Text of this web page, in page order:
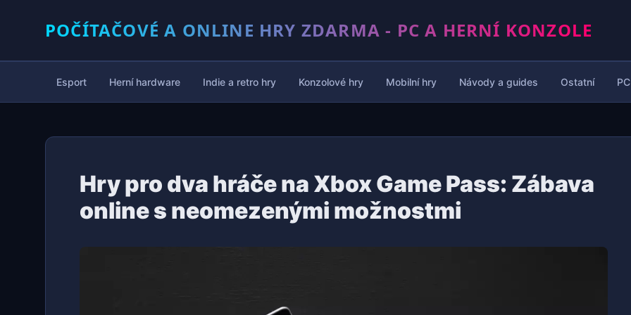
POČÍTAČOVÉ A ONLINE HRY ZDARMA - PC A HERNÍ KONZOLE
Esport Herní hardware Indie a retro hry Konzolové hry Mobilní hry Návody a guides Ostatní
Hry pro dva hráče na Xbox Game Pass: Zábava
online s neomezenými možnostmi